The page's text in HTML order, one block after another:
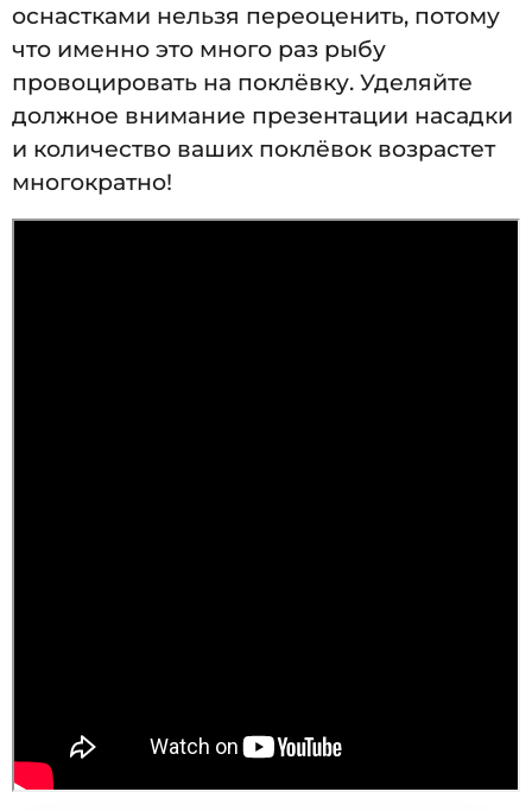
оснастками нельзя переоценить, потому
что именно это много раз рыбу
провоцировать на поклёвку. Уделяйте
должное внимание презентации насадки
и количество ваших поклёвок возрастет
многократно!